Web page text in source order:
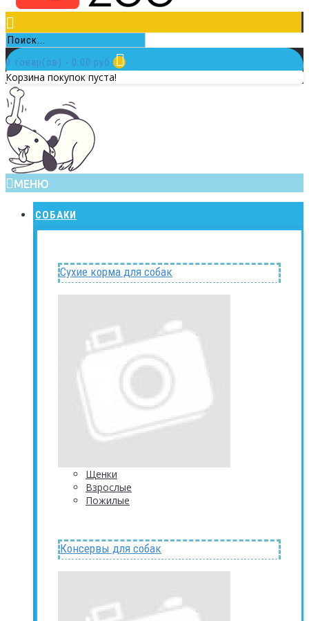
0 товар(ов) - 0.00 руб.
Корзина покупок пуста!
МЕНЮ
СОБАКИ
Сухие корма для собак
Щенки
Взрослые
Пожилые
Консервы для собак